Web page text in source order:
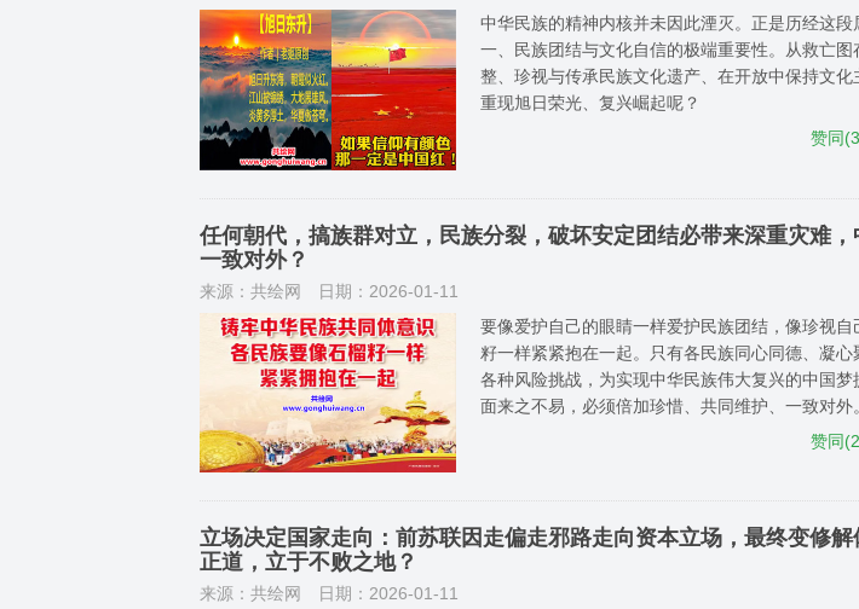
中华民族的精神内核并未因此湮灭。正是历经这
一、民族团结与文化自信的极端重要性。从救亡
整、珍视与传承民族文化遗产、在开放中保持文
重现旭日荣光、复兴崛起呢？
赞同(
任何朝代，搞族群对立，民族分裂，破坏安定团结必带来深重灾难
一致对外？
来源：共绘网
日期：2026-01-11
要像爱护自己的眼睛一样爱护民族团结，像珍视
籽一样紧紧抱在一起。只有各民族同心同德、凝
各种风险挑战，为实现中华民族伟大复兴的中国
面来之不易，必须倍加珍惜、共同维护、一致对外。
赞同(
立场决定国家走向：前苏联因走偏走邪路走向资本立场，最终变修
正道，立于不败之地？
来源：共绘网
日期：2026-01-11